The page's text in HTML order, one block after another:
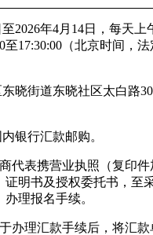
2026年4月14日，每天上
至17:30:00（北京时间，
晓街道东晓社区太白路
银行汇款邮购。
代表携营业执照（复印件
证明书及授权委托书，至
理报名手续。
办理汇款手续后，将汇